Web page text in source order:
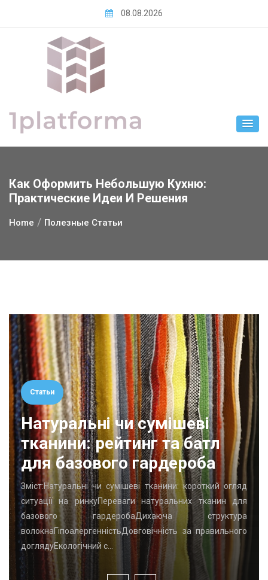
08.08.2026
Как Оформить Небольшую Кухню:
Практические Идеи И Решения
Home Полезные Статьи
Статьи
Натуральні чи сумішеві
тканини: рейтинг та батл
для базового гардероба
Зміст:Натуральні чи сумішеві тканини: короткий огляд
ситуації на ринкуПереваги натуральних тканин для
базового гардеробаДихаюча структура
волокнаГіпоалергенністьДовговічність за правильного
доглядуЕкологічний с…